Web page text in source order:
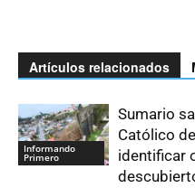
Artículos relacionados
Informando
Primero
Sumario
Católico
identificar